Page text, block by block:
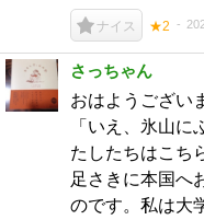
ナイス ★2
さっちゃん
おはようござ
「いえ、氷山
たしたちはこち
足さきに本国へ
のです。私は大